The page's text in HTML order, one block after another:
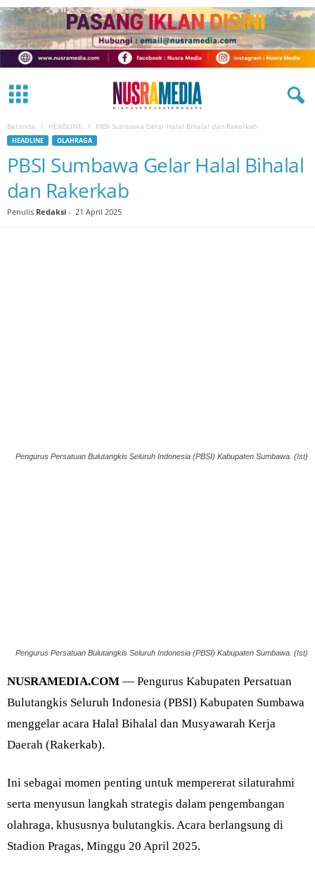
Beranda HEADLINE PBSI Sumbawa Gelar Halal Bihalal dan Rakerkab
HEADLINE OLAHRAGA
PBSI Sumbawa Gelar Halal Bihalal
dan Rakerkab
Penulis Redaksi - 21 April 2025
Pengurus Persatuan Bulutangkis Seluruh Indonesia (PBSI) Kabupaten Sumbawa. (Ist)
Pengurus Persatuan Bulutangkis Seluruh Indonesia (PBSI) Kabupaten Sumbawa. (Ist)
NUSRAMEDIA.COM — Pengurus Kabupaten Persatuan
Bulutangkis Seluruh Indonesia (PBSI) Kabupaten Sumbawa
menggelar acara Halal Bihalal dan Musyawarah Kerja
Daerah (Rakerkab).
Ini sebagai momen penting untuk mempererat silaturahmi
serta menyusun langkah strategis dalam pengembangan
olahraga, khususnya bulutangkis. Acara berlangsung di
Stadion Pragas, Minggu 20 April 2025.